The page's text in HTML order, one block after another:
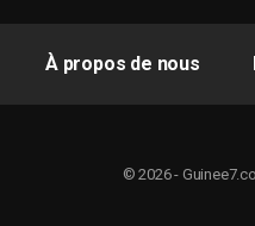
À propos de nous
© 2026 -